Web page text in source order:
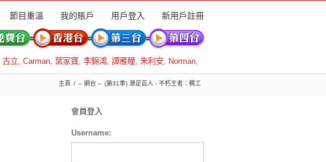
節目重溫 我的賬戶 用戶登入 新用戶註冊
古立, Carman, 葉家寶, 李錦鴻, 譚雁瞳, 朱利安, Norman,
主頁 -- 網台 -- (第31季) 港足百人 - 不朽王者：精工
會員登入
Username: